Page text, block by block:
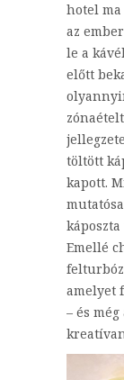
hotel
az
le a
előtt
töltött
kapott.
Emellé
amelyet
– és